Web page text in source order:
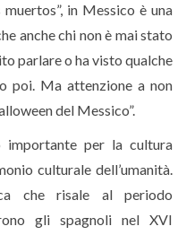
in Messico è una
anche chi non è mai stato
parlare o ha visto qualche
poi. Ma attenzione a non
del Messico”.
per la cultura
culturale dell’umanità.
che risale al periodo
gli spagnoli nel XVI